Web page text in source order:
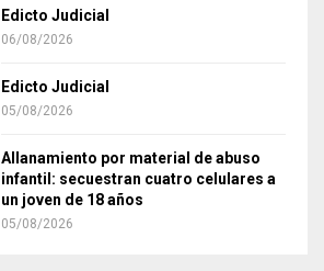
Edicto Judicial
06/08/2026
Edicto Judicial
05/08/2026
Allanamiento por material de abuso
infantil: secuestran cuatro celulares a
un joven de 18 años
05/08/2026